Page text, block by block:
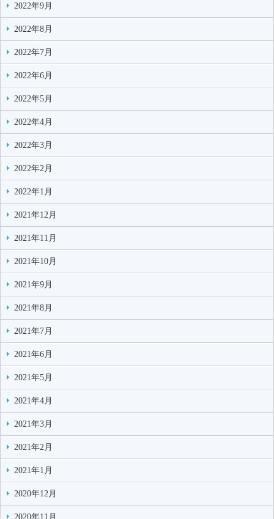
2022年9月
2022年8月
2022年7月
2022年6月
2022年5月
2022年4月
2022年3月
2022年2月
2022年1月
2021年12月
2021年11月
2021年10月
2021年9月
2021年8月
2021年7月
2021年6月
2021年5月
2021年4月
2021年3月
2021年2月
2021年1月
2020年12月
2020年11月